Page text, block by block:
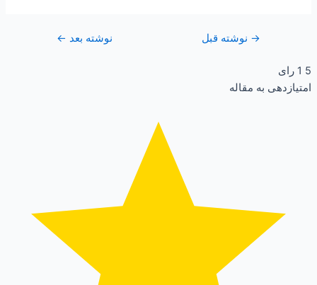
→ نوشته قبل نوشته بعد ←
5
1 رای
امتیازدهی به مقاله